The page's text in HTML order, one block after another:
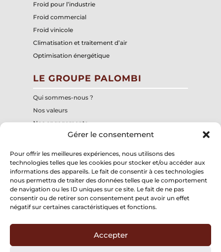
Gérer le consentement
Pour offrir les meilleures expériences, nous utilisons des
technologies telles que les cookies pour stocker et/ou accéder aux
informations des appareils. Le fait de consentir à ces technologies
nous permettra de traiter des données telles que le comportement
de navigation ou les ID uniques sur ce site. Le fait de ne pas
consentir ou de retirer son consentement peut avoir un effet
négatif sur certaines caractéristiques et fonctions.
Accepter
Froid pour l’industrie
Froid commercial
Froid vinicole
Climatisation et traitement d’air
Optimisation énergétique
LE GROUPE PALOMBI
Qui sommes-nous ?
Nos valeurs
Nos engagements
Notre centre de formation interne
Groupe Palombi
197, chemin du Mitan
84300 CAVAILLON